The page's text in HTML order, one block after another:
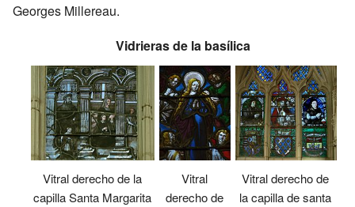
Georges Millereau.
Vidrieras de la basílica
Vitral derecho de la
capilla Santa Margarita
Vitral
derecho de
Vitral derecho de
la capilla de santa